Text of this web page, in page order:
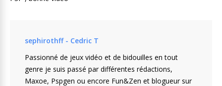
sephirothff - Cedric T
Passionné de jeux vidéo et de bidouilles en tout
genre je suis passé par différentes rédactions,
Maxoe, Pspgen ou encore Fun&Zen et blogueur sur